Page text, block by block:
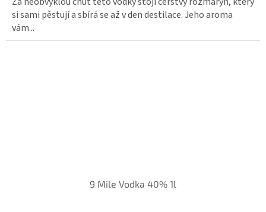
si sami pěstují a sbírá se až v den destilace. Jeho aroma
vám...
9 Mile Vodka 40% 1l